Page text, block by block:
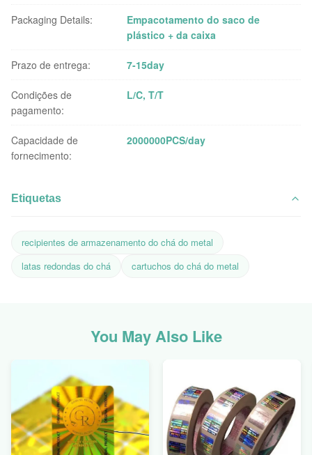
Packaging Details:
Empacotamento do saco de
plástico + da caixa
Prazo de entrega: 7-15day
Condições de
pagamento:
L/C, T/T
Capacidade de
fornecimento:
2000000PCS/day
Etiquetas
recipientes de armazenamento do chá do metal
latas redondas do chá
cartuchos do chá do metal
You May Also Like